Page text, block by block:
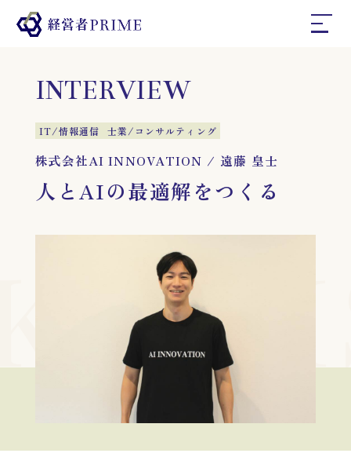
ホーム
経営者プライムとは
インタビュー
お問い合わせ
運営会社
掲載希望の方はこちら
INTERVIEW
IT/情報通信 士業/コンサルティング
株式会社AI INNOVATION / 遠藤 皇士
人とAIの最適解をつくる